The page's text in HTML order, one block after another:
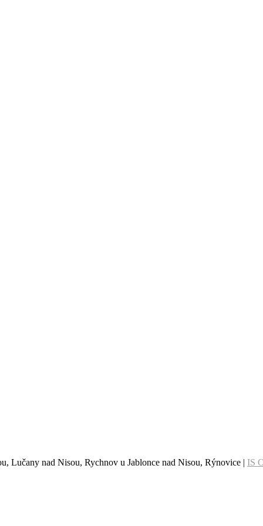
Lučany nad Nisou, Rychnov u Jablonce nad Nisou, Rýnovice | IS